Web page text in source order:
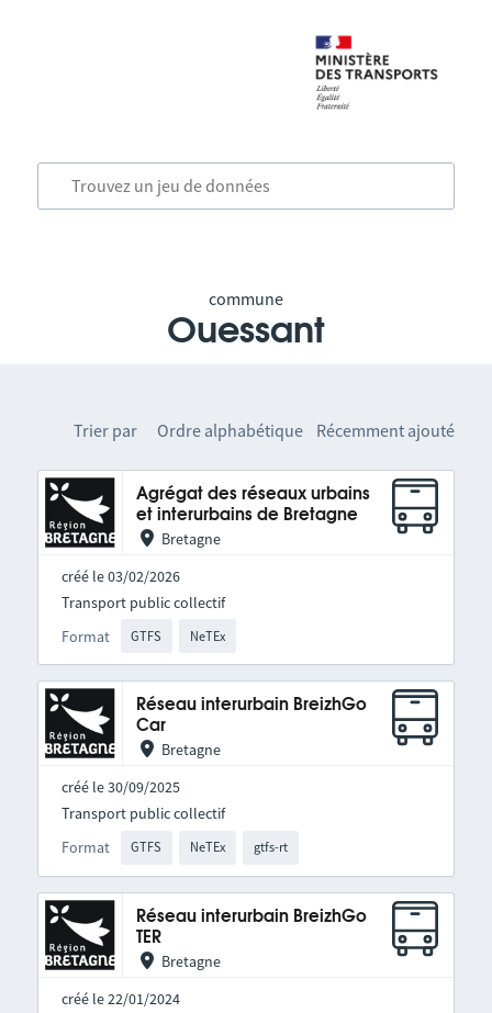
commune
Ouessant
Trier par Ordre alphabétique Récemment ajouté
Agrégat des réseaux urbains
et interurbains de Bretagne
Bretagne
créé le 03/02/2026
Format GTFS NeTEx
Transport public collectif
Réseau interurbain BreizhGo
Car
Bretagne
créé le 30/09/2025
Format GTFS NeTEx gtfs-rt
Transport public collectif
Réseau interurbain BreizhGo
TER
Bretagne
créé le 22/01/2024